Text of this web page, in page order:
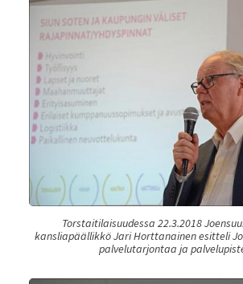
Torstaitilaisuudessa 22.3.2018
kansliapäällikkö Jari Horttanainen esitteli
palvelutarjontaa ja